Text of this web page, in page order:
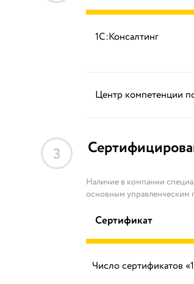
1С:Консалтинг
Центр компетенции
3
Наличие в компании
основным
Сертификат
Число сертификатов